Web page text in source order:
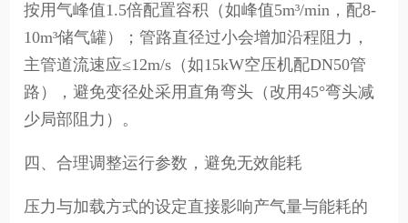
按用气峰值1.5倍配置容积（如峰值5m³/min，配8-
10m³储气罐）；管路直径过小会增加沿程阻力，
主管道流速应≤12m/s（如15kW空压机配DN50管
路），避免变径处采用直角弯头（改用45°弯头减
少局部阻力）。
四、合理调整运行参数，避免无效能耗
压力与加载方式的设定直接影响产气量与能耗的